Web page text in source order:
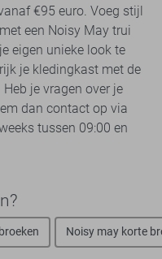
€95 euro. Voeg stijl
een Noisy May trui
eigen unieke look te
je kledingkast met de
je vragen over je
dan contact op via
tussen 09:00 en
Noisy may korte